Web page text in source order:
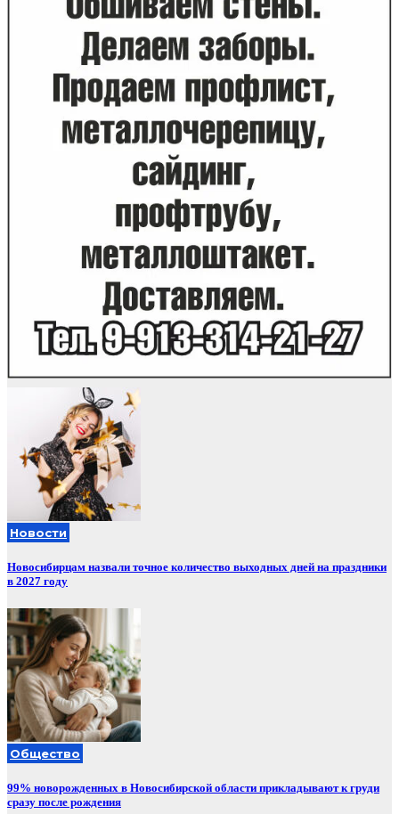
Новости
Новосибирцам назвали точное количество выходных дней на праздники
в 2027 году
Общество
99% новорожденных в Новосибирской области прикладывают к груди
сразу после рождения